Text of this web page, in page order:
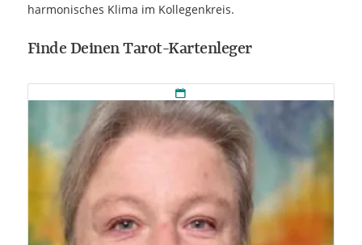
harmonisches Klima im Kollegenkreis.
Finde Deinen Tarot-Kartenleger